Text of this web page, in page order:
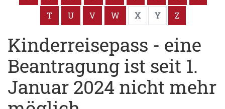
T
U V W X Y Z
Kinderreisepass - eine
Beantragung ist seit 1.
Januar 2024 nicht mehr